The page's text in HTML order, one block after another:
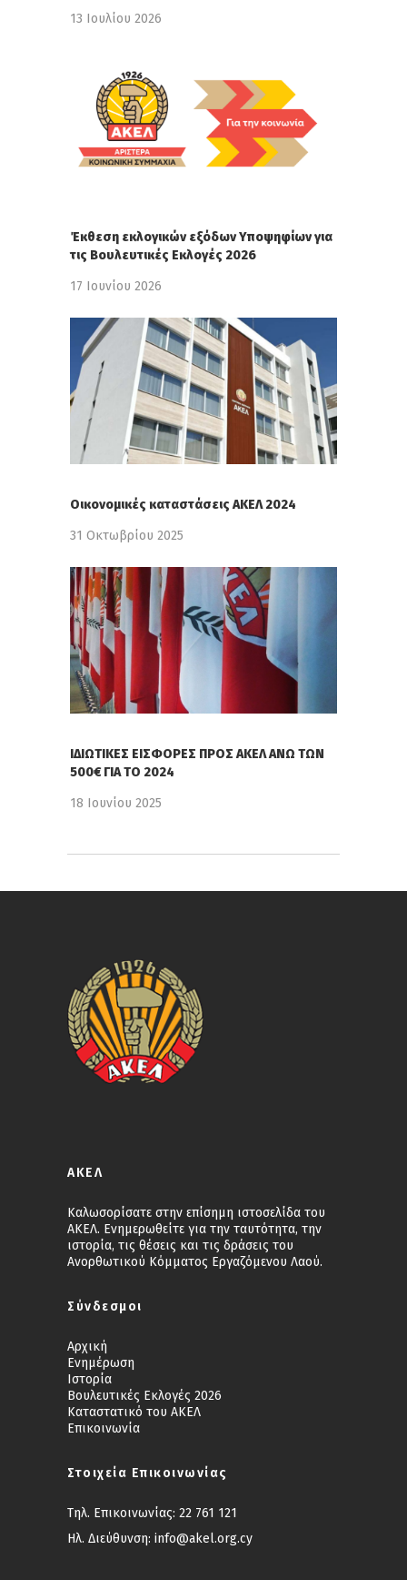
13 Ιουλίου 2026
Έκθεση εκλογικών εξόδων Υποψηφίων για
τις Βουλευτικές Εκλογές 2026
17 Ιουνίου 2026
Οικονομικές καταστάσεις ΑΚΕΛ 2024
31 Οκτωβρίου 2025
ΙΔΙΩΤΙΚΕΣ ΕΙΣΦΟΡΕΣ ΠΡΟΣ ΑΚΕΛ ΑΝΩ ΤΩΝ
500€ ΓΙΑ ΤΟ 2024
18 Ιουνίου 2025
ΑΚΕΛ
Καλωσορίσατε στην επίσημη ιστοσελίδα του
ΑΚΕΛ. Ενημερωθείτε για την ταυτότητα, την
ιστορία, τις θέσεις και τις δράσεις του
Ανορθωτικού Κόμματος Εργαζόμενου Λαού.
Σύνδεσμοι
Αρχική
Ενημέρωση
Ιστορία
Βουλευτικές Εκλογές 2026
Καταστατικό του ΑΚΕΛ
Επικοινωνία
Στοιχεία Επικοινωνίας
Τηλ. Επικοινωνίας: 22 761 121
Ηλ. Διεύθυνση: info@akel.org.cy